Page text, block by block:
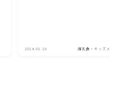
2014.01.18 離乳食・キッズメニ